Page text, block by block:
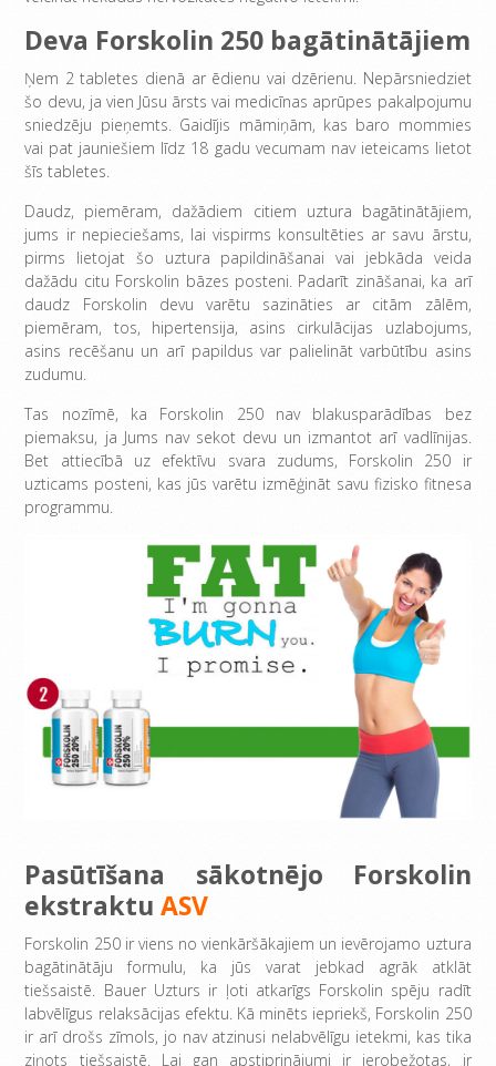
Deva Forskolin 250 bagātinātājiem
Ņem 2 tabletes dienā ar ēdienu vai dzērienu. Nepārsniedziet
šo devu, ja vien Jūsu ārsts vai medicīnas aprūpes pakalpojumu
sniedzēju pieņemts. Gaidījis māmiņām, kas baro mommies
vai pat jauniešiem līdz 18 gadu vecumam nav ieteicams lietot
šīs tabletes.
Daudz, piemēram, dažādiem citiem uztura bagātinātājiem,
jums ir nepieciešams, lai vispirms konsultēties ar savu ārstu,
pirms lietojat šo uztura papildināšanai vai jebkāda veida
dažādu citu Forskolin bāzes posteni. Padarīt zināšanai, ka arī
daudz Forskolin devu varētu sazināties ar citām zālēm,
piemēram, tos, hipertensija, asins cirkulācijas uzlabojums,
asins recēšanu un arī papildus var palielināt varbūtību asins
zudumu.
Tas nozīmē, ka Forskolin 250 nav blakusparādības bez
piemaksu, ja Jums nav sekot devu un izmantot arī vadlīnijas.
Bet attiecībā uz efektīvu svara zudums, Forskolin 250 ir
uzticams posteni, kas jūs varētu izmēģināt savu fizisko fitnesa
programmu.
Pasūtīšana sākotnējo Forskolin
ekstraktuASV
Forskolin 250 ir viens no vienkāršākajiem un ievērojamo uztura
bagātinātāju formulu, ka jūs varat jebkad agrāk atklāt
tiešsaistē. Bauer Uzturs ir ļoti atkarīgs Forskolin spēju radīt
labvēlīgus relaksācijas efektu. Kā minēts iepriekš, Forskolin 250
ir arī drošs zīmols, jo nav atzinusi nelabvēlīgu ietekmi, kas tika
ziņots tiešsaistē. Lai gan apstiprinājumi ir ierobežotas, ir